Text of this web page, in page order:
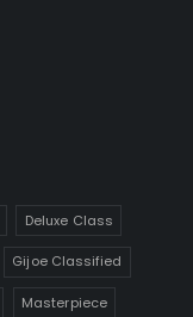
Deluxe Class
Gijoe Classified
Masterpiece